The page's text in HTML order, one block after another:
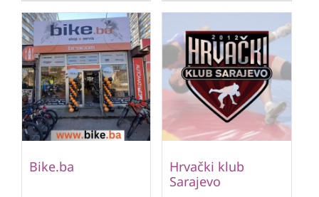
Bike.ba
Hrvački klub
Sarajevo